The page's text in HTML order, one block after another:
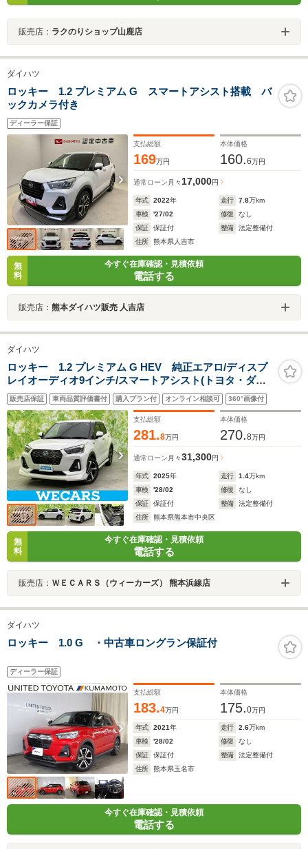
販売店： ラクのりショップ山鹿店
ダイハツ
ロッキー 1.2 プレミアム G スマートアシスト搭載 バ
ックカメラ付き
ディーラー保証
支払総額
169万円
本体価格
160.6万円
通常ローン 月々17,000円
年式 2022年 走行 7.8万km
車検
'27/02 修復
なし
保証
保証付 整備
法定整備付
住所
熊本県人吉市
無
料
今すぐ在庫確認・見積依頼
電話する
販売店： 熊本ダイハツ販売 人吉店
ダイハツ
ロッキー 1.2 プレミアム G HEV 純正エアロ/ディスプ
レイオーディオ9インチ/スマートアシスト(トヨタ・ダイ
ハツ)/シートヒーター/パノラマモニター/車線逸脱防止支
援システム/シート ハーフレザー
販売店保証 車両品質評価書付 購入プラン付 オンライン相談可 360°画像付
支払総額
281.8万円
本体価格
270.8万円
通常ローン 月々31,300円
年式 2025年 走行 1.4万km
車検
'28/02 修復
なし
保証
保証付 整備
法定整備付
住所
熊本県熊本市中央区
無
料
今すぐ在庫確認・見積依頼
電話する
販売店： ＷＥＣＡＲＳ（ウィーカーズ） 熊本浜線店
ダイハツ
ロッキー 1.0 G ・中古車ロングラン保証付
ディーラー保証
支払総額
183.4万円
本体価格
175.0万円
年式 2021年 走行 2.6万km
車検
'28/02 修復
なし
保証
保証付 整備
法定整備付
住所
熊本県玉名市
今すぐ在庫確認・見積依頼
電話する